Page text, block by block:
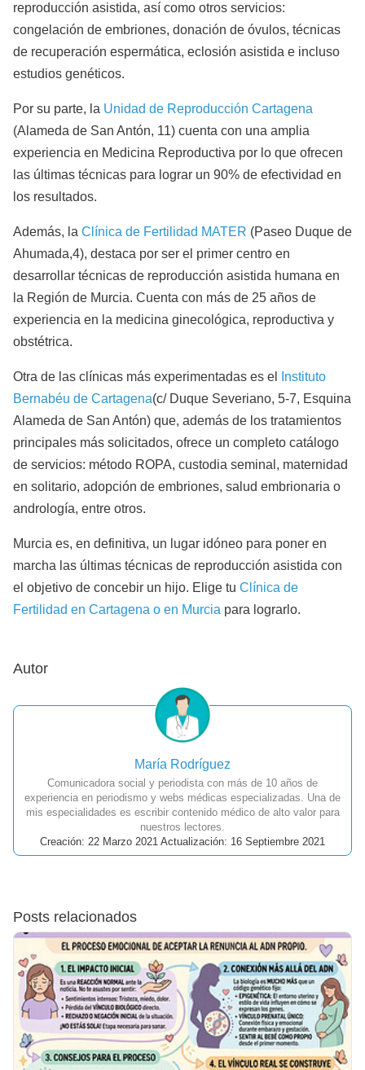
reproducción asistida, así como otros servicios:
congelación de embriones, donación de óvulos, técnicas
de recuperación espermática, eclosión asistida e incluso
estudios genéticos.
Por su parte, la Unidad de Reproducción Cartagena
(Alameda de San Antón, 11) cuenta con una amplia
experiencia en Medicina Reproductiva por lo que ofrecen
las últimas técnicas para lograr un 90% de efectividad en
los resultados.
Además, la Clínica de Fertilidad MATER (Paseo Duque de
Ahumada,4), destaca por ser el primer centro en
desarrollar técnicas de reproducción asistida humana en
la Región de Murcia. Cuenta con más de 25 años de
experiencia en la medicina ginecológica, reproductiva y
obstétrica.
Otra de las clínicas más experimentadas es el
Instituto
Bernabéu de Cartagena(c/ Duque Severiano, 5-7, Esquina
Alameda de San Antón) que, además de los tratamientos
principales más solicitados, ofrece un completo catálogo
de servicios: método ROPA, custodia seminal, maternidad
en solitario, adopción de embriones, salud embrionaria o
andrología, entre otros.
Murcia es, en definitiva, un lugar idóneo para poner en
marcha las últimas técnicas de reproducción asistida con
el objetivo de concebir un hijo. Elige tu Clínica de
Fertilidad en Cartagena o en Murcia para lograrlo.
Autor
María Rodríguez
Comunicadora social y periodista con más de 10 años de
experiencia en periodismo y webs médicas especializadas. Una de
mis especialidades es escribir contenido médico de alto valor para
nuestros lectores.
Creación: 22 Marzo 2021 Actualización: 16 Septiembre 2021
Posts relacionados